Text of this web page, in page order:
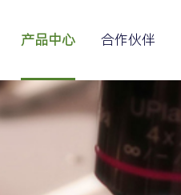
产品中心 合作伙伴